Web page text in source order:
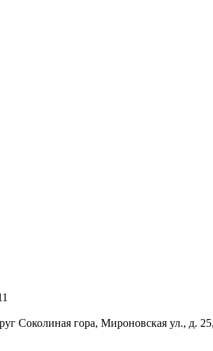
Соколиная гора, Мироновская ул., д.